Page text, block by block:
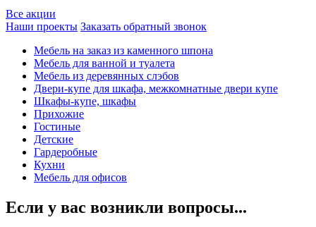
Все акции
Наши проекты Заказать обратный звонок
Мебель на заказ из каменного шпона
Мебель для ванной и туалета
Мебель из деревянных слэбов
Двери-купе для шкафа, межкомнатные двери купе
Шкафы-купе, шкафы
Прихожие
Гостиные
Детские
Гардеробные
Кухни
Мебель для офисов
Если у вас возникли вопросы...